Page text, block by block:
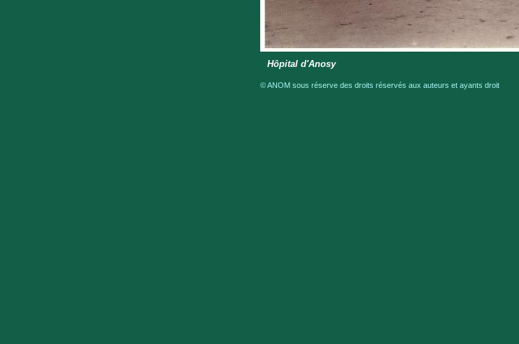
Hôpital d'Anosy
© ANOM sous réserve des droits réservés aux auteurs et ayants droit